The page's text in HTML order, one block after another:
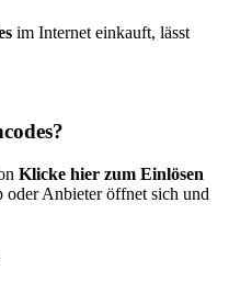
im Internet einkauft, lässt
Klicke hier zum Einlösen
Anbieter öffnet sich und